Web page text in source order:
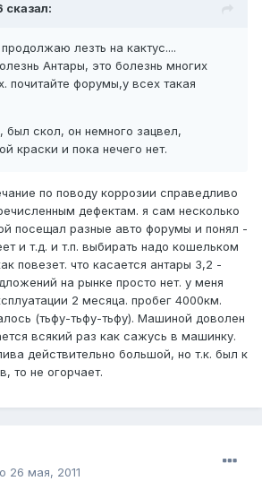
сказал:
лезть на кактус....
Антары, это болезнь многих
почитайте форумы,у всех такая
был скол, он немного зацвел,
краски и пока нечего нет.
по поводу коррозии справедливо
дефектам. я сам несколько
посещал разные авто форумы и понял -
и т.д. и т.п. выбирать надо кошельком
повезет. что касается антары 3,2 -
на рынке просто нет. у меня
2 месяца. пробег 4000км.
(тьфу-тьфу-тьфу). Машиной доволен
всякий раз как сажусь в машинку.
действительно большой, но т.к. был к
то не огорчает.
26 мая, 2011